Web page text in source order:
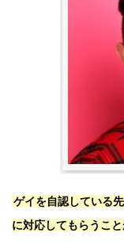
ゲイを自認している
に対応してもらうこ